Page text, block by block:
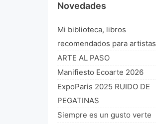
Novedades
Mi biblioteca, libros
recomendados para artistas
ARTE AL PASO
Manifiesto Ecoarte 2026
ExpoParis 2025 RUIDO DE
PEGATINAS
Siempre es un gusto verte